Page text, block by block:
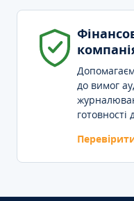
до вимог
готовності